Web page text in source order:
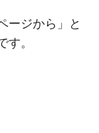
ージから」と
。